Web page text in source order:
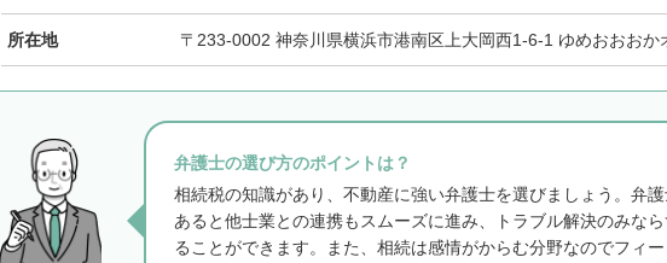
所在地 〒233-0002 神奈川県横浜市港南区上大岡西1-6-1 ゆめおおおか
弁護士の選び方のポイントは？
相続税の知識があり、不動産に強い弁護士を選びましょう。弁
あると他士業との連携もスムーズに進み、トラブル解決のみな
ることができます。また、相続は感情がからむ分野なのでフィ